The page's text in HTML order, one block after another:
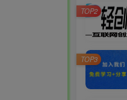
TOP2
TOP3